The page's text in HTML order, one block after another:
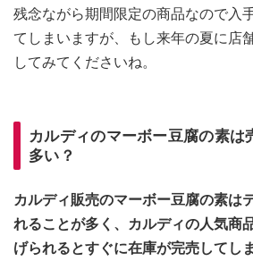
残念ながら期間限定の商品なので入
てしまいますが、もし来年の夏に店
してみてくださいね。
カルディのマーボー豆腐の素は
多い？
カルディ販売のマーボー豆腐の素は
れることが多く、カルディの人気商
げられるとすぐに在庫が完売してし